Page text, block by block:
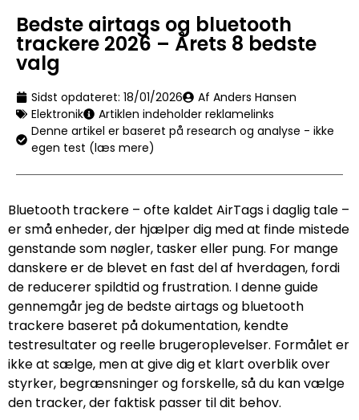
Bedste airtags og bluetooth
trackere 2026 – Årets 8 bedste
valg
Sidst opdateret: 18/01/2026
Af Anders Hansen
Elektronik
Artiklen indeholder reklamelinks
Denne artikel er baseret på research og analyse - ikke
egen test (læs mere)
Bluetooth trackere – ofte kaldet AirTags i daglig tale –
er små enheder, der hjælper dig med at finde mistede
genstande som nøgler, tasker eller pung. For mange
danskere er de blevet en fast del af hverdagen, fordi
de reducerer spildtid og frustration. I denne guide
gennemgår jeg de bedste airtags og bluetooth
trackere baseret på dokumentation, kendte
testresultater og reelle brugeroplevelser. Formålet er
ikke at sælge, men at give dig et klart overblik over
styrker, begrænsninger og forskelle, så du kan vælge
den tracker, der faktisk passer til dit behov.